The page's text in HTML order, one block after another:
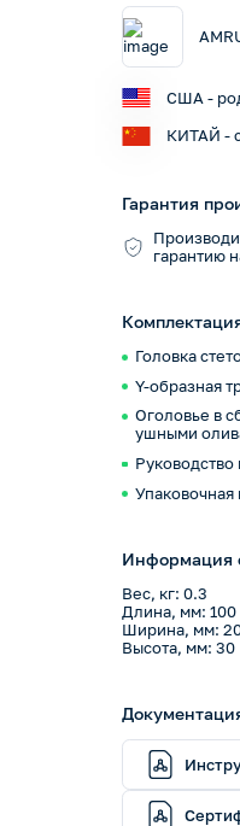
США -
КИТАЙ -
Гарантия
гарантию
Головка
Y-образная
Оголовье в
ушными
Руководство
Упаковочная
Информация
Вес, кг: 0.3
Длина, мм: 100
Ширина, мм:
Высота, мм: 30